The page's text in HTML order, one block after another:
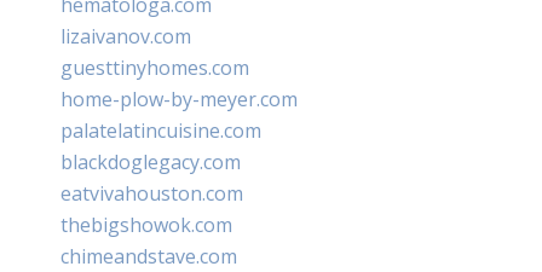
lizaivanov.com
guesttinyhomes.com
home-plow-by-meyer.com
palatelatincuisine.com
blackdoglegacy.com
eatvivahouston.com
thebigshowok.com
chimeandstave.com